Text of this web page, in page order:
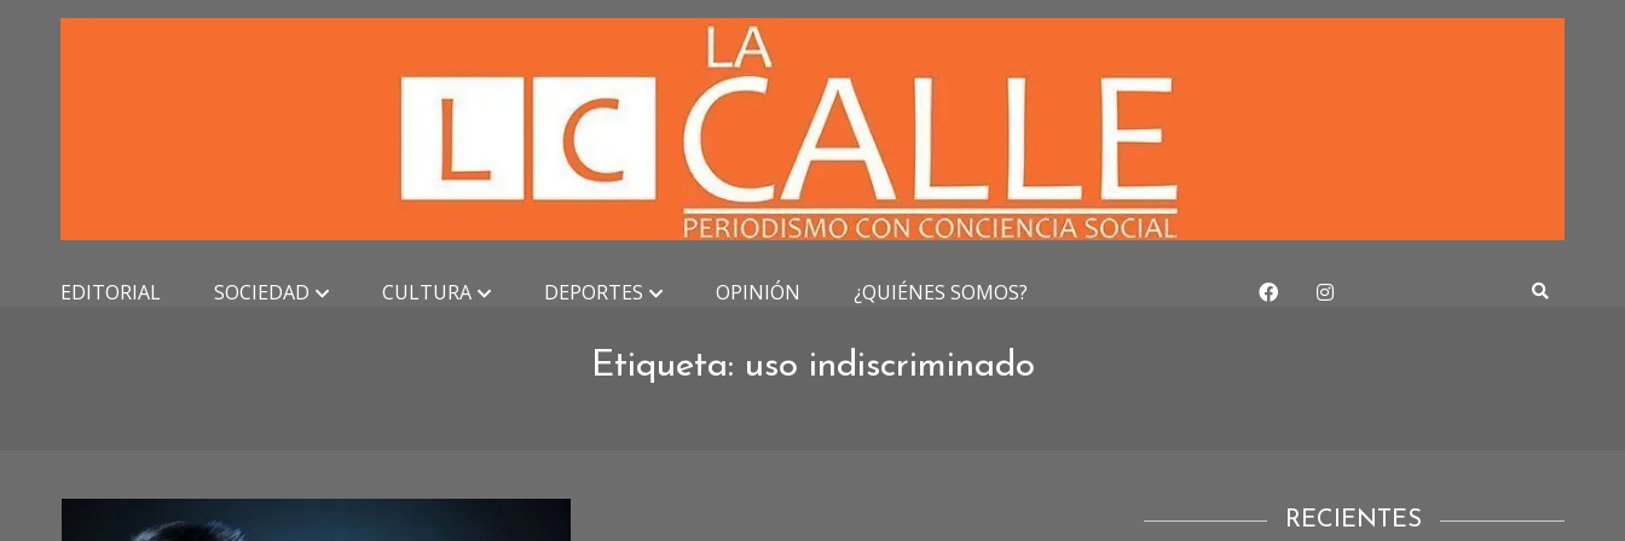
EDITORIAL SOCIEDAD CULTURA DEPORTES OPINIÓN ¿QUIÉNES SOMOS?
Etiqueta: uso indiscriminado
RECIENTES